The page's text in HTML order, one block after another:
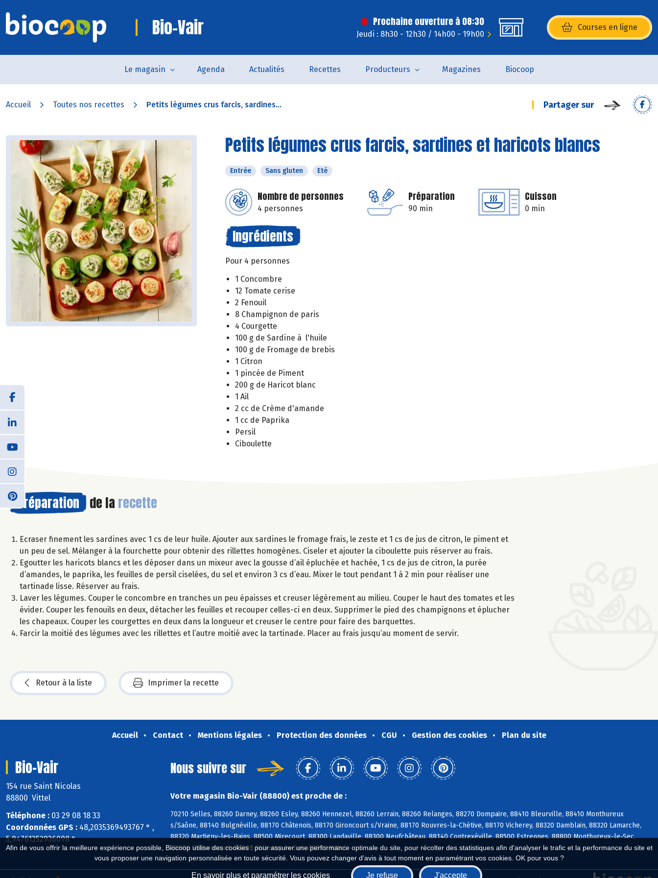
Afin de vous offrir la meilleure expérience possible, Biocoop utilise des cookies : pour assurer une performance optimale du site, pour récolter des statistiques afin d'analyser le trafic et la performance du site et
vous proposer une navigation personnalisée en toute sécurité. Vous pouvez changer d'avis à tout moment en paramétrant vos cookies. OK pour vous ?
En savoir plus et paramétrer les cookies Je refuse J'accepte
Bio-Vair Prochaine ouverture à 08:30
Jeudi : 8h30 - 12h30 / 14h00 - 19h00
Courses en ligne
(s’ouvre dans une nouvelle
Le magasin Agenda Actualités Recettes Producteurs Magazines Biocoop
Accueil Toutes nos recettes Petits légumes crus farcis, sardines... Partager sur
Petits légumes crus farcis, sardines et haricots blancs
Entrée Sans gluten Eté
Nombre de personnes
4 personnes
Préparation
90 min
Cuisson
0 min
Ingrédients
Pour 4 personnes
1 Concombre
12 Tomate cerise
2 Fenouil
8 Champignon de paris
4 Courgette
100 g de Sardine à l'huile
100 g de Fromage de brebis
1 Citron
1 pincée de Piment
200 g de Haricot blanc
1 Ail
2 cc de Crème d'amande
1 cc de Paprika
Persil
Ciboulette
Préparation de la recette
Ecraser finement les sardines avec 1 cs de leur huile. Ajouter aux sardines le fromage frais, le zeste et 1 cs de jus de citron, le piment et
un peu de sel. Mélanger à la fourchette pour obtenir des rillettes homogènes. Ciseler et ajouter la ciboulette puis réserver au frais.
Egoutter les haricots blancs et les déposer dans un mixeur avec la gousse d’ail épluchée et hachée, 1 cs de jus de citron, la purée
d’amandes, le paprika, les feuilles de persil ciselées, du sel et environ 3 cs d’eau. Mixer le tout pendant 1 à 2 min pour réaliser une
tartinade lisse. Réserver au frais.
Laver les légumes. Couper le concombre en tranches un peu épaisses et creuser légèrement au milieu. Couper le haut des tomates et les
évider. Couper les fenouils en deux, détacher les feuilles et recouper celles-ci en deux. Supprimer le pied des champignons et éplucher
les chapeaux. Couper les courgettes en deux dans la longueur et creuser le centre pour faire des barquettes.
Farcir la moitié des légumes avec les rillettes et l’autre moitié avec la tartinade. Placer au frais jusqu’au moment de servir.
Retour à la liste Imprimer la recette
Accueil Contact Mentions légales Protection des données CGU Gestion des cookies Plan du site
Bio-Vair
154 rue Saint Nicolas
88800 Vittel
Téléphone : 03 29 08 18 33
Coordonnées GPS : 48,2035369493767 ° ,
5,94761352936098 °
Nous suivre sur
Votre magasin Bio-Vair (88800) est proche de :
70210 Selles, 88260 Darney, 88260 Esley, 88260 Hennezel, 88260 Lerrain, 88260 Relanges, 88270 Dompaire, 88410 Bleurville, 88410 Monthureux
s/Saône, 88140 Bulgnéville, 88170 Châtenois, 88170 Gironcourt s/Vraine, 88170 Rouvres-la-Chétive, 88170 Vicherey, 88320 Damblain, 88320 Lamarche,
88320 Martigny-les-Bains, 88500 Mirecourt, 88300 Landaville, 88300 Neufchâteau, 88140 Contrexéville, 88500 Estrennes, 88800 Monthureux-le-Sec,
88800 Remoncourt, 88800 Valleroy-le-Sec, 88800 Vittel